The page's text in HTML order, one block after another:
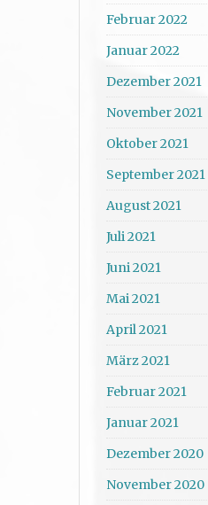
Februar 2022
Januar 2022
Dezember 2021
November 2021
Oktober 2021
September 2021
August 2021
Juli 2021
Juni 2021
Mai 2021
April 2021
März 2021
Februar 2021
Januar 2021
Dezember 2020
November 2020